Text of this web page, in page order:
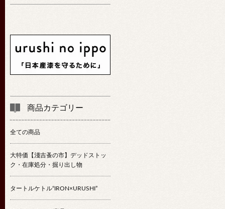
商品カテゴリー
全ての商品
大特価【淺吉蚤の市】デッドストッ
ク・在庫処分・掘り出し物
タートルケトル“IRON×URUSHI”